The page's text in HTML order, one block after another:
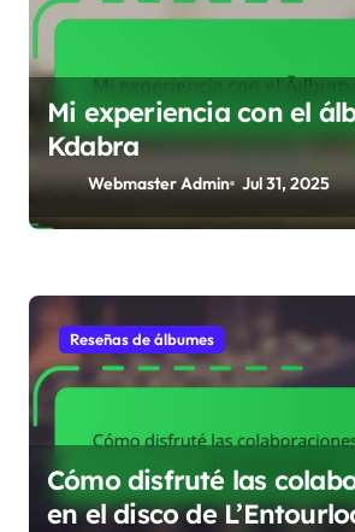
t
i
o
n
Mi experiencia con el
Kdabra
Webmaster Admin Jul 31, 2025
Reseñas de álbumes
Cómo disfruté las
en el disco de